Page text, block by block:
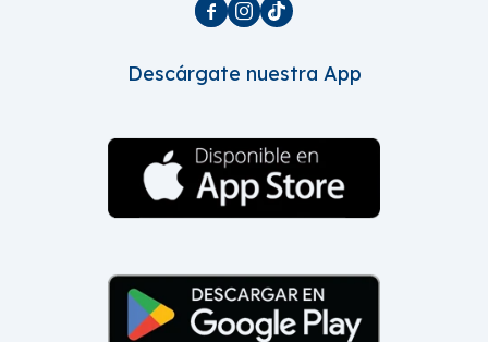
  
Descárgate nuestra App